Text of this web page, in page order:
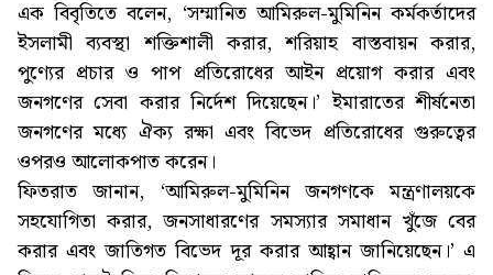
এক বিবৃতিতে বলেন, ‘সম্মানিত আমিরুল-মুমিনিন কর্মকর্তাদের
ইসলামী ব্যবস্থা শক্তিশালী করার, শরিয়াহ বাস্তবায়ন করার,
পুণ্যের প্রচার ও পাপ প্রতিরোধের আইন প্রয়োগ করার এবং
জনগণের সেবা করার নির্দেশ দিয়েছেন।’ ইমারাতের শীর্ষনেতা
জনগণের মধ্যে ঐক্য রক্ষা এবং বিভেদ প্রতিরোধের গুরুত্বের
ওপরও আলোকপাত করেন।
ফিতরাত জানান, ‘আমিরুল-মুমিনিন জনগণকে মন্ত্রণালয়কে
সহযোগিতা করার, জনসাধারণের সমস্যার সমাধান খুঁজে বের
করার এবং জাতিগত বিভেদ দূর করার আহ্বান জানিয়েছেন।’ এ